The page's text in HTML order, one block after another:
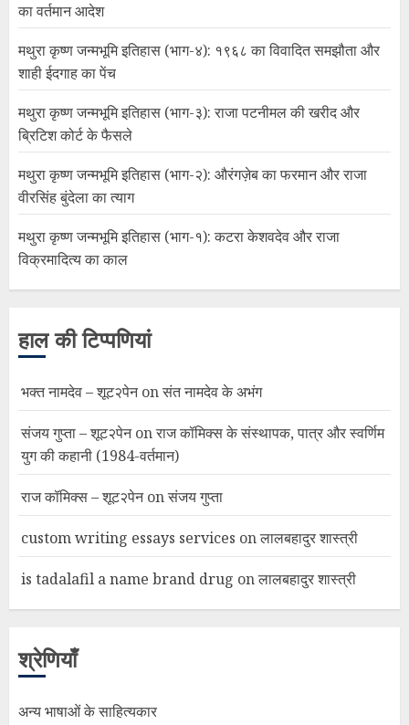
का वर्तमान आदेश
मथुरा कृष्ण जन्मभूमि इतिहास (भाग-४): १९६८ का विवादित समझौता और
शाही ईदगाह का पेंच
मथुरा कृष्ण जन्मभूमि इतिहास (भाग-३): राजा पटनीमल की खरीद और
ब्रिटिश कोर्ट के फैसले
मथुरा कृष्ण जन्मभूमि इतिहास (भाग-२): औरंगज़ेब का फरमान और राजा
वीरसिंह बुंदेला का त्याग
मथुरा कृष्ण जन्मभूमि इतिहास (भाग-१): कटरा केशवदेव और राजा
विक्रमादित्य का काल
हाल की टिप्पणियां
भक्त नामदेव – शूट२पेनonसंत नामदेव के अभंग
संजय गुप्ता – शूट२पेनonराज कॉमिक्स के संस्थापक, पात्र और स्वर्णिम
युग की कहानी (1984-वर्तमान)
राज कॉमिक्स – शूट२पेनonसंजय गुप्ता
custom writing essays services onलालबहादुर शास्त्री
is tadalafil a name brand drug onलालबहादुर शास्त्री
श्रेणियाँ
अन्य भाषाओं के साहित्यकार